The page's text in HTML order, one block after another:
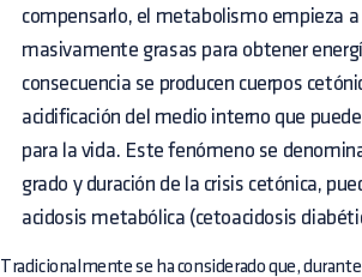
compensarlo, el metabolismo empieza
masivamente grasas para obtener
consecuencia se producen cuerpos
acidificación del medio interno que
para la vida. Este fenómeno se
grado y duración de la crisis cetónica,
acidosis metabólica (cetoacidosis
Tradicionalmente se ha considerado que,